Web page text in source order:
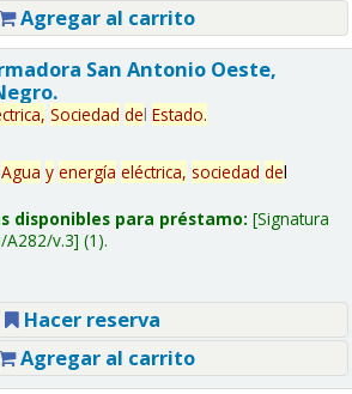
Agregar al carrito
San Antonio Oeste,
Sociedad del Estado.
Agua y energía eléctrica, sociedad del
disponibles para préstamo: Signatura
A282/v.3 (1).
Hacer reserva
Agregar al carrito